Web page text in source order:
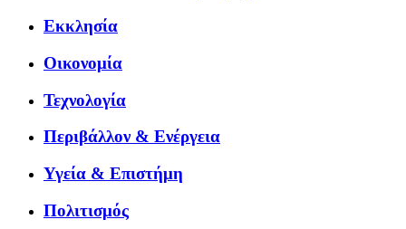
Εκκλησία
Οικονομία
Τεχνολογία
Περιβάλλον & Ενέργεια
Υγεία & Επιστήμη
Πολιτισμός